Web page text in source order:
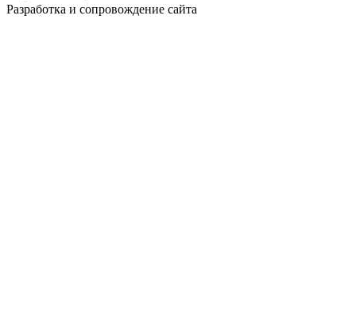
Разработка и сопровождение сайта